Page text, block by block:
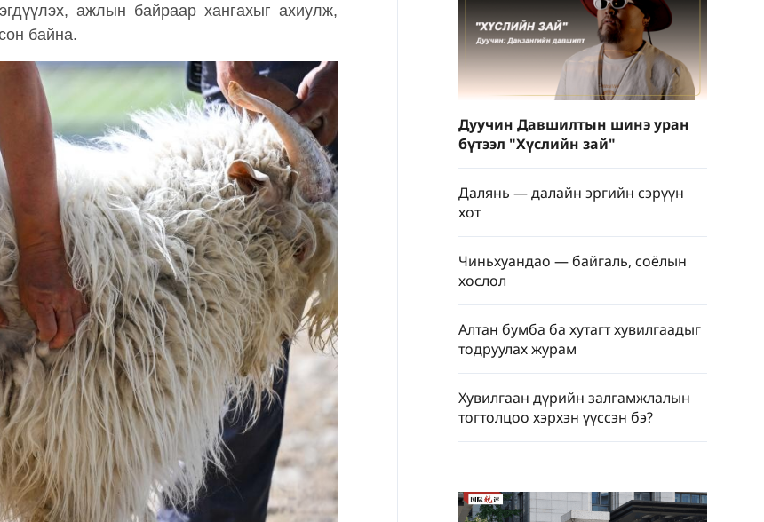
ажлын байраар хангахыг ахиулж,
байна.
Дуучин Давшилтын шинэ уран
бүтээл "Хүслийн зай"
Далянь — далайн эргийн сэрүүн
хот
Чиньхуандао — байгаль, соёлын
хослол
Алтан бумба ба хутагт хувилгаадыг
тодруулах журам
Хувилгаан дүрийн залгамжлалын
тогтолцоо хэрхэн үүссэн бэ?